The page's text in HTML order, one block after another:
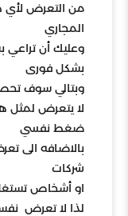
من التعرض لأي
المجاري
وعليك أن تراعي
بشكل فورى
وبتالي سوف
لا يتعرض لمثل
ضغط نفسي
بالاضافه الى
شركات
او أشخاص تستغل
لذا لا تعرض